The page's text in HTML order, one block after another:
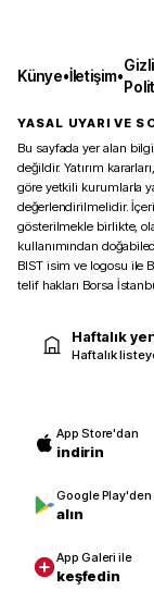
Künye•İletişim•
YASAL UYARI VE
Bu sayfada yer alan
değildir. Yatırım
göre yetkili kurumlarla
değerlendirilmelidir.
gösterilmekle birlikte,
kullanımından
BIST isim ve logosu ile
telif hakları Borsa
Haftalık
Haftalık
App Store'dan
indirin
Google Play'den
alın
App Galeri ile
keşfedin